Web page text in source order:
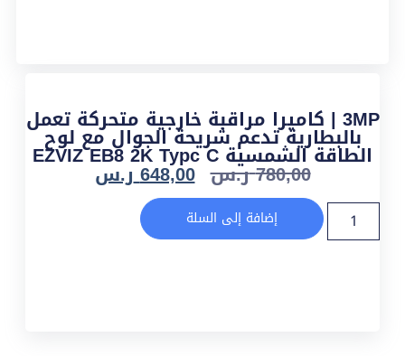
3MP | كاميرا مراقبة خارجية متحركة تعمل
بالبطارية تدعم شريحة الجوال مع لوح
الطاقة الشمسية EZVIZ EB8 2K Typc C
780,00ر.س 648,00ر.س
إضافة إلى السلة